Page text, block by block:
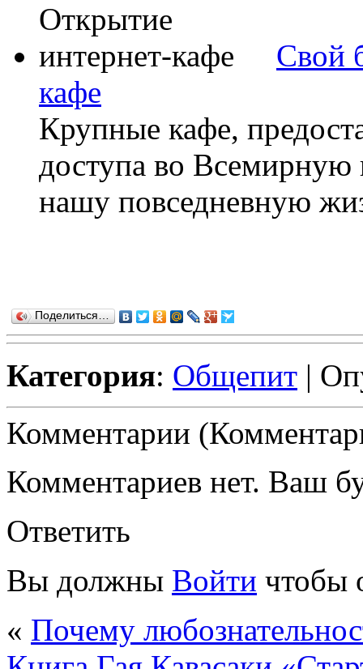
Свой
кафе
Крупные кафе,
доступа во
нашу повседневную
Поделиться…
Категория: Общепит |
Комментарии
Комментариев нет. Ваш
Ответить
Вы должны Войти чтобы
« Почему